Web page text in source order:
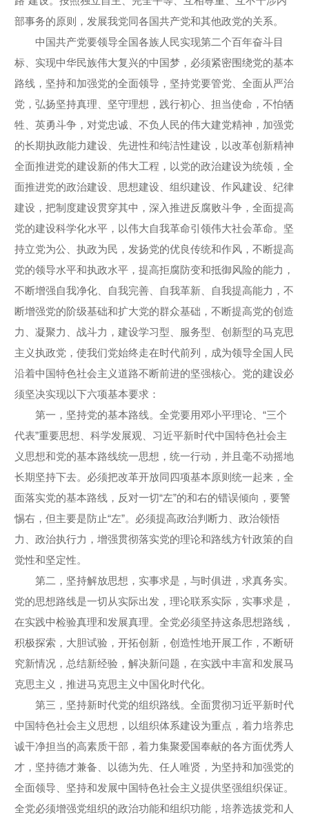
部事务的原则，发展我党同各国共产党和其他政党的关系。
中国共产党要领导全国各族人民实现第二个百年奋斗目
标、实现中华民族伟大复兴的中国梦，必须紧密围绕党的基本
路线，坚持和加强党的全面领导，坚持党要管党、全面从严治
党，弘扬坚持真理、坚守理想，践行初心、担当使命，不怕牺
牲、英勇斗争，对党忠诚、不负人民的伟大建党精神，加强党
的长期执政能力建设、先进性和纯洁性建设，以改革创新精神
全面推进党的建设新的伟大工程，以党的政治建设为统领，全
面推进党的政治建设、思想建设、组织建设、作风建设、纪律
建设，把制度建设贯穿其中，深入推进反腐败斗争，全面提高
党的建设科学化水平，以伟大自我革命引领伟大社会革命。坚
持立党为公、执政为民，发扬党的优良传统和作风，不断提高
党的领导水平和执政水平，提高拒腐防变和抵御风险的能力，
不断增强自我净化、自我完善、自我革新、自我提高能力，不
断增强党的阶级基础和扩大党的群众基础，不断提高党的创造
力、凝聚力、战斗力，建设学习型、服务型、创新型的马克思
主义执政党，使我们党始终走在时代前列，成为领导全国人民
沿着中国特色社会主义道路不断前进的坚强核心。党的建设必
须坚决实现以下六项基本要求：
第一，坚持党的基本路线。全党要用邓小平理论、“三个
代表”重要思想、科学发展观、习近平新时代中国特色社会主
义思想和党的基本路线统一思想，统一行动，并且毫不动摇地
长期坚持下去。必须把改革开放同四项基本原则统一起来，全
面落实党的基本路线，反对一切“左”的和右的错误倾向，要警
惕右，但主要是防止“左”。必须提高政治判断力、政治领悟
力、政治执行力，增强贯彻落实党的理论和路线方针政策的自
觉性和坚定性。
第二，坚持解放思想，实事求是，与时俱进，求真务实。
党的思想路线是一切从实际出发，理论联系实际，实事求是，
在实践中检验真理和发展真理。全党必须坚持这条思想路线，
积极探索，大胆试验，开拓创新，创造性地开展工作，不断研
究新情况，总结新经验，解决新问题，在实践中丰富和发展马
克思主义，推进马克思主义中国化时代化。
第三，坚持新时代党的组织路线。全面贯彻习近平新时代
中国特色社会主义思想，以组织体系建设为重点，着力培养忠
诚干净担当的高素质干部，着力集聚爱国奉献的各方面优秀人
才，坚持德才兼备、以德为先、任人唯贤，为坚持和加强党的
全面领导、坚持和发展中国特色社会主义提供坚强组织保证。
全党必须增强党组织的政治功能和组织功能，培养选拔党和人